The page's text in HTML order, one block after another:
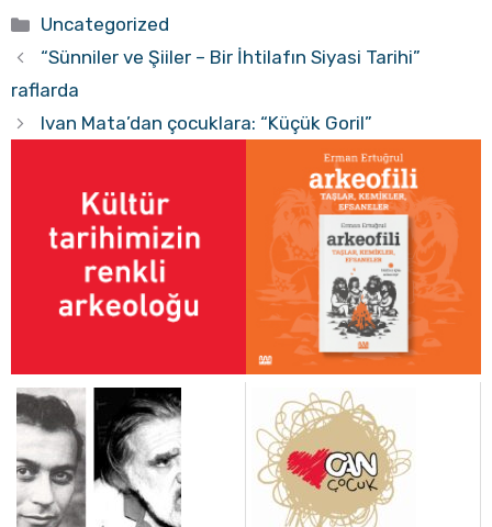
Kategoriler
Uncategorized
“Sünniler ve Şiiler – Bir İhtilafın Siyasi Tarihi”
raflarda
Ivan Mata’dan çocuklara: “Küçük Goril”